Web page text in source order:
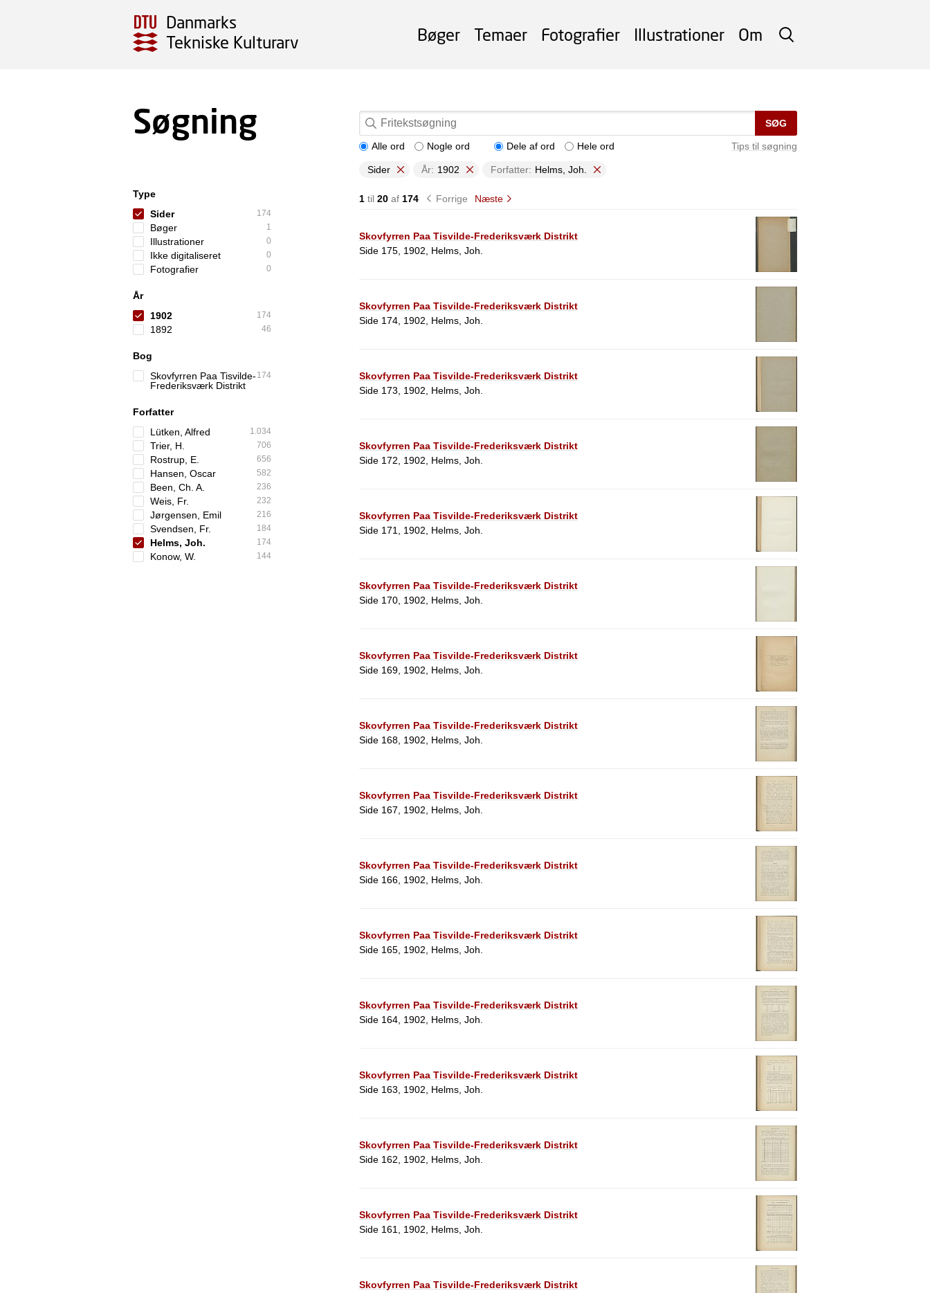
Danmarks
Tekniske Kulturarv
SØG
Bøger Temaer Fotografier Illustrationer Om
Søgning SØG
Tips til søgning
Alle ord Nogle ord Dele af ord Hele ord
Sider År: 1902 Forfatter: Helms, Joh.
Type
Sider
174
Bøger 1
Illustrationer 0
Ikke digitaliseret 0
Fotografier 0
År
1902
174
1892 46
Bog
Skovfyrren Paa Tisvilde-
Frederiksværk Distrikt
174
Forfatter
Lütken, Alfred
1.034
Trier, H. 706
Rostrup, E. 656
Hansen, Oscar 582
Been, Ch. A. 236
Weis, Fr. 232
Jørgensen, Emil 216
Svendsen, Fr. 184
Helms, Joh. 174
Konow, W. 144
1til 20af 174 Forrige Næste
Skovfyrren Paa Tisvilde-Frederiksværk Distrikt
Side 175, 1902, Helms, Joh.
Skovfyrren Paa Tisvilde-Frederiksværk Distrikt
Side 174, 1902, Helms, Joh.
Skovfyrren Paa Tisvilde-Frederiksværk Distrikt
Side 173, 1902, Helms, Joh.
Skovfyrren Paa Tisvilde-Frederiksværk Distrikt
Side 172, 1902, Helms, Joh.
Skovfyrren Paa Tisvilde-Frederiksværk Distrikt
Side 171, 1902, Helms, Joh.
Skovfyrren Paa Tisvilde-Frederiksværk Distrikt
Side 170, 1902, Helms, Joh.
Skovfyrren Paa Tisvilde-Frederiksværk Distrikt
Side 169, 1902, Helms, Joh.
Skovfyrren Paa Tisvilde-Frederiksværk Distrikt
Side 168, 1902, Helms, Joh.
Skovfyrren Paa Tisvilde-Frederiksværk Distrikt
Side 167, 1902, Helms, Joh.
Skovfyrren Paa Tisvilde-Frederiksværk Distrikt
Side 166, 1902, Helms, Joh.
Skovfyrren Paa Tisvilde-Frederiksværk Distrikt
Side 165, 1902, Helms, Joh.
Skovfyrren Paa Tisvilde-Frederiksværk Distrikt
Side 164, 1902, Helms, Joh.
Skovfyrren Paa Tisvilde-Frederiksværk Distrikt
Side 163, 1902, Helms, Joh.
Skovfyrren Paa Tisvilde-Frederiksværk Distrikt
Side 162, 1902, Helms, Joh.
Skovfyrren Paa Tisvilde-Frederiksværk Distrikt
Side 161, 1902, Helms, Joh.
Skovfyrren Paa Tisvilde-Frederiksværk Distrikt